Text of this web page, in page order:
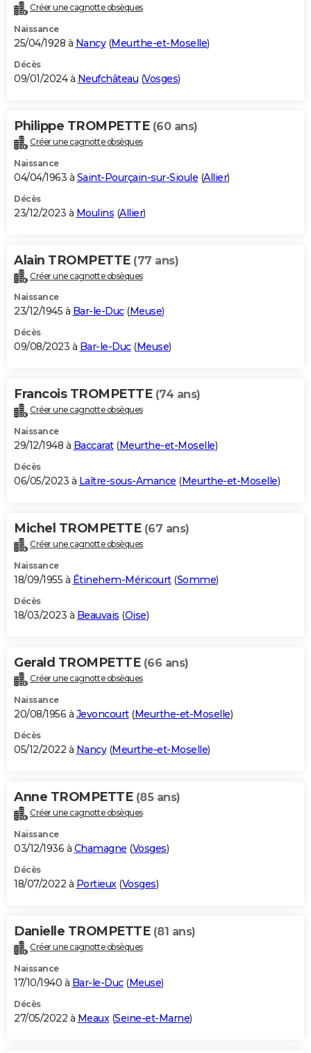
Créer une cagnotte obsèques
Naissance
25/04/1928 à Nancy(Meurthe-et-Moselle)
Décès
09/01/2024 à Neufchâteau (Vosges)
Philippe TROMPETTE (60 ans)
Créer une cagnotte obsèques
Naissance
04/04/1963 à Saint-Pourçain-sur-Sioule (Allier)
Décès
23/12/2023 à Moulins (Allier)
Alain TROMPETTE (77 ans)
Créer une cagnotte obsèques
Naissance
23/12/1945 à Bar-le-Duc(Meuse)
Décès
09/08/2023 à Bar-le-Duc(Meuse)
Francois TROMPETTE (74 ans)
Créer une cagnotte obsèques
Naissance
29/12/1948 à Baccarat(Meurthe-et-Moselle)
Décès
06/05/2023 à Laître-sous-Amance (Meurthe-et-Moselle)
Michel TROMPETTE (67 ans)
Créer une cagnotte obsèques
Naissance
18/09/1955 à Étinehem-Méricourt(Somme)
Décès
18/03/2023 à Beauvais (Oise)
Gerald TROMPETTE (66 ans)
Créer une cagnotte obsèques
Naissance
20/08/1956 à Jevoncourt(Meurthe-et-Moselle)
Décès
05/12/2022 à Nancy(Meurthe-et-Moselle)
Anne TROMPETTE (85 ans)
Créer une cagnotte obsèques
Naissance
03/12/1936 à Chamagne (Vosges)
Décès
18/07/2022 à Portieux(Vosges)
Danielle TROMPETTE (81 ans)
Créer une cagnotte obsèques
Naissance
17/10/1940 à Bar-le-Duc(Meuse)
Décès
27/05/2022 à Meaux(Seine-et-Marne)